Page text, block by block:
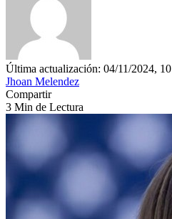
Última actualización: 04/11/2024, 10
Jhoan Melendez
Compartir
3 Min de Lectura